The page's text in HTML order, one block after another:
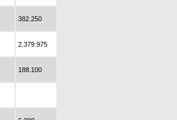
382.250
2.379.975
188.100